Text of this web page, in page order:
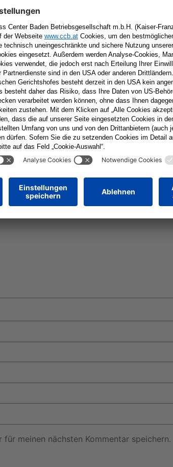
man nicht alleine ist – denn eines ist sicher:
manchmal ist es auch einfach nur ein Irrtum.
+ iCal / Outlook export
Felder sind mit*markiert
meinen nächsten Kommentar speichern.